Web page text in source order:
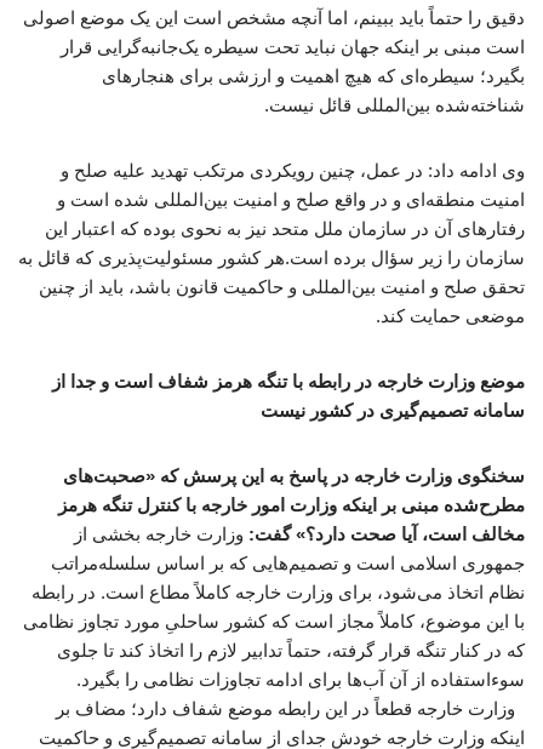
دقیق را حتماً باید ببینم، اما آنچه مشخص است این یک موضع اصولی
است مبنی بر اینکه جهان نباید تحت سیطره یک‌جانبه‌گرایی قرار
بگیرد؛ سیطره‌ای که هیچ اهمیت و ارزشی برای هنجارهای
شناخته‌شده بین‌المللی قائل نیست.
وی ادامه داد: در عمل، چنین رویکردی مرتکب تهدید علیه صلح و
امنیت منطقه‌ای و در واقع صلح و امنیت بین‌المللی شده است و
رفتارهای آن در سازمان ملل متحد نیز به نحوی بوده که اعتبار این
سازمان را زیر سؤال برده است.هر کشور مسئولیت‌پذیری که قائل به
تحقق صلح و امنیت بین‌المللی و حاکمیت قانون باشد، باید از چنین
موضعی حمایت کند.
موضع وزارت خارجه در رابطه با تنگه هرمز شفاف است و جدا از
سامانه تصمیم‌گیری در کشور نیست
سخنگوی وزارت خارجه در پاسخ به این پرسش که «صحبت‌های
مطرح‌شده مبنی بر اینکه وزارت امور خارجه با کنترل تنگه هرمز
مخالف است، آیا صحت دارد؟» گفت: وزارت خارجه بخشی از
جمهوری اسلامی است و تصمیم‌هایی که بر اساس سلسله‌مراتب
نظام اتخاذ می‌شود، برای وزارت خارجه کاملاً مطاع است. در رابطه
با این موضوع، کاملاً مجاز است که کشور ساحلیِ مورد تجاوز نظامی
که در کنار تنگه قرار گرفته، حتماً تدابیر لازم را اتخاذ کند تا جلوی
سوءاستفاده از آن آب‌ها برای ادامه تجاوزات نظامی را بگیرد.
وزارت خارجه قطعاً در این رابطه موضع شفاف دارد؛ مضاف بر
اینکه وزارت خارجه خودش جدای از سامانه تصمیم‌گیری و حاکمیت